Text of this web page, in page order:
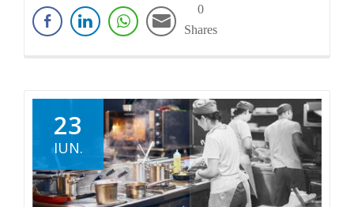
0
Shares
23
IUN.